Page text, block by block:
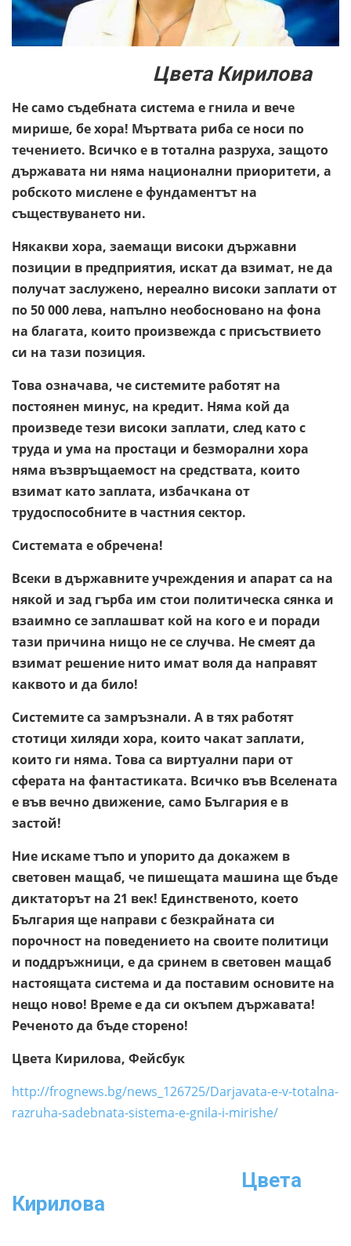
Цвета Кирилова
Не само съдебната система е гнила и вече
мирише, бе хора! Мъртвата риба се носи по
течението. Всичко е в тотална разруха, защото
държавата ни няма национални приоритети, а
робското мислене е фундаментът на
съществуването ни.
Някакви хора, заемащи високи държавни
позиции в предприятия, искат да взимат, не да
получат заслужено, нереално високи заплати от
по 50 000 лева, напълно необосновано на фона
на благата, които произвежда с присъствието
си на тази позиция.
Това означава, че системите работят на
постоянен минус, на кредит. Няма кой да
произведе тези високи заплати, след като с
труда и ума на простаци и безморални хора
няма възвръщаемост на средствата, които
взимат като заплата, избачкана от
трудоспособните в частния сектор.
Системата е обречена!
Всеки в държавните учреждения и апарат са на
някой и зад гърба им стои политическа сянка и
взаимно се заплашват кой на кого е и поради
тази причина нищо не се случва. Не смеят да
взимат решение нито имат воля да направят
каквото и да било!
Системите са замръзнали. А в тях работят
стотици хиляди хора, които чакат заплати,
които ги няма. Това са виртуални пари от
сферата на фантастиката. Всичко във Вселената
е във вечно движение, само България е в
застой!
Ние искаме тъпо и упорито да докажем в
световен мащаб, че пишещата машина ще бъде
диктаторът на 21 век! Единственото, което
България ще направи с безкрайната си
порочност на поведението на своите политици
и поддръжници, е да сринем в световен мащаб
настоящата система и да поставим основите на
нещо ново! Време е да си окъпем държавата!
Реченото да бъде сторено!
Цвета Кирилова, Фейсбук
http://frognews.bg/news_126725/Darjavata-e-v-totalna-
razruha-sadebnata-sistema-e-gnila-i-mirishe/
Цвета
Кирилова